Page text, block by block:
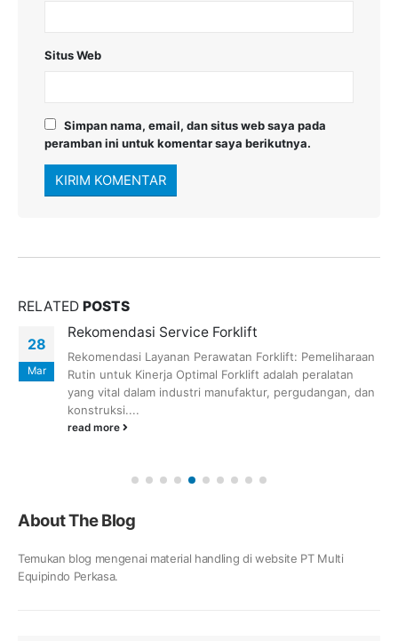
Situs Web
Simpan nama, email, dan situs web saya pada
peramban ini untuk komentar saya berikutnya.
RELATED POSTS
28
Mar
Rekomendasi Service Forklift
Rekomendasi Layanan Perawatan Forklift: Pemeliharaan
Rutin untuk Kinerja Optimal Forklift adalah peralatan
yang vital dalam industri manufaktur, pergudangan, dan
konstruksi....
read more
About The Blog
Temukan blog mengenai material handling di website PT Multi
Equipindo Perkasa.